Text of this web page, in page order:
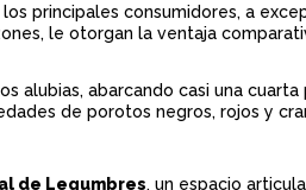
principales consumidores, a
le otorgan la ventaja
alubias, abarcando casi una
de porotos negros, rojos y
de Legumbres, un espacio